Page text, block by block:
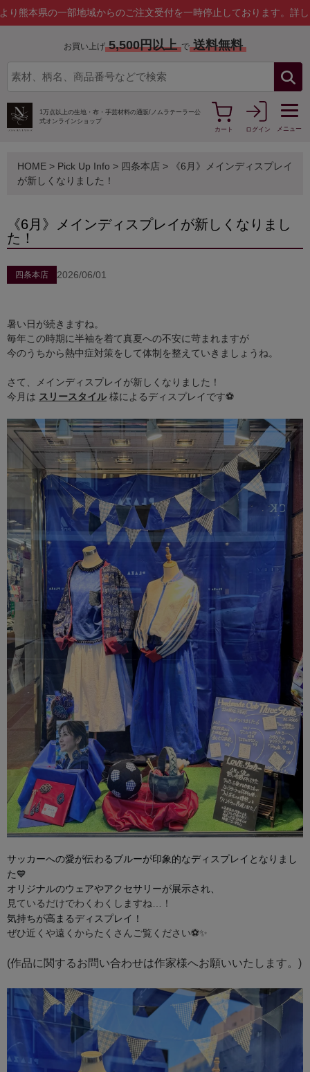
からのご注文受付を一時停止しております。詳しくはこちら
お買い上げ 5,500円以上 で 送料無料
1万点以上の生地・布・手芸材料の通販/ ノムラテーラー公
式オンラインショップ
カート
ログイン メニュー
HOME > Pick Up Info > 四条本店 > 《6月》メインディスプレイ
が新しくなりました！
《6月》メインディスプレイが新しくなりまし
た！
四条本店 2026/06/01
暑い日が続きますね。
毎年この時期に半袖を着て真夏への不安に苛まれますが
今のうちから熱中症対策をして体制を整えていきましょうね。
さて、メインディスプレイが新しくなりました！
今月は スリースタイル 様によるディスプレイです⚽
サッカーへの愛が伝わるブルーが印象的なディスプレイとなりまし
た💙
オリジナルのウェアやアクセサリーが展示され、
見ているだけでわくわくしますね…！
気持ちが高まるディスプレイ！
ぜひ近くや遠くからたくさんご覧ください⚽✨
(作品に関するお問い合わせは作家様へお願いいたします。)